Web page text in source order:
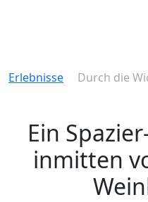
Erlebnisse Durch die
Ein
inmitten